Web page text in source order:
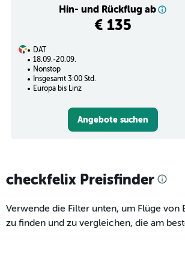
Hin- und Rückflug ab
€ 135
DAT
18.09.-20.09.
Nonstop
Insgesamt 3:00 Std.
Europa bis Linz
Angebote suchen
checkfelix Preisfinder
Verwende die Filter unten, um Flüge von
zu finden und zu vergleichen, die am